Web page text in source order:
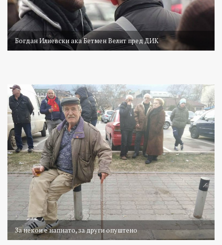
Богдан Илиевски ака Бетмен Велит пред ДИК
За некои е напнато, за други опуштено